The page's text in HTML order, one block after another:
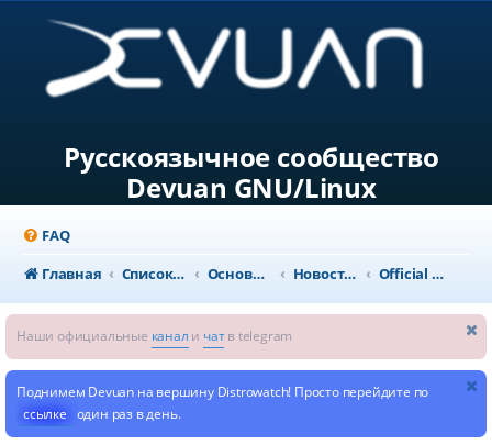
Русскоязычное сообщество
Devuan GNU/Linux
FAQ
Главная
Список форумов Основной раздел Новости и объявления Official Devuan news from dev1galaxy
Наши официальные канал и чатв telegram
Поднимем Devuan на вершину Distrowatch! Просто перейдите по
ссылке один раз в день.